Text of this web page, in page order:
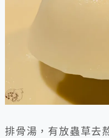
排骨湯，有放蟲草去